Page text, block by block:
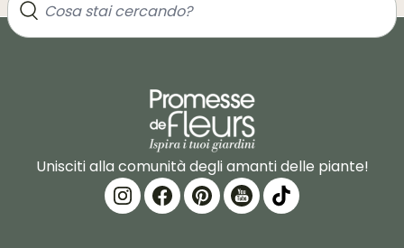
Unisciti alla comunità degli amanti delle piante!